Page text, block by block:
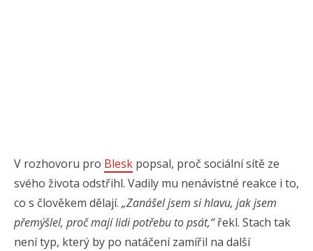
V rozhovoru pro Blesk popsal, proč sociální sítě ze
svého života odstřihl. Vadily mu nenávistné reakce i to,
co s člověkem dělají.„Zanášel jsem si hlavu, jak jsem
přemýšlel, proč mají lidi potřebu to psát,“řekl. Stach tak
není typ, který by po natáčení zamířil na další